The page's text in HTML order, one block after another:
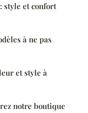
style et confort
à ne pas
et style à
notre boutique